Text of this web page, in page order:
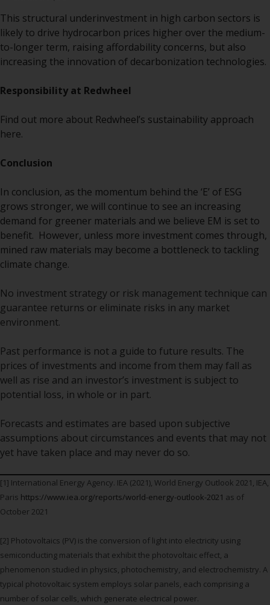
Haftung
Obwohl Redwheel bestrebt ist,
sicherzustellen, dass die
zum Zeitpunkt der
vollständig sind, übernimmt
Unternehmen die
oder Vollständigkeit dieser
Informationen und übernehmen
keine Haftung, die sich aus dem
Vertrauen auf Ungenauigkeiten,
Auslassung in, oder Verwendung
von oder Vertrauen auf die
ergibt.
Datenschutz und Privatsphäre
Soweit Informationen, die Sie
bereitstellen oder die wir von
personenbezogene Daten
darstellen, stimmen Sie deren
Verarbeitung durch Redwheel und
zu. Alle diese Unternehmen sind
verpflichtet, die Vertraulichkeit
Ihre Informationen auf diese
Weise verwendet werden, sollten
Sie Redwheel per E-Mail oder
schriftlich darüber informieren.
Sie haben Anspruch auf eine
This structural underinvestment in high carbon sectors is
likely to drive hydrocarbon prices higher over the medium-
to-longer term, raising affordability concerns, but also
increasing the innovation of decarbonization technologies.
Responsibility at Redwheel
Find out more about Redwheel’s sustainability approach
here.
Conclusion
In conclusion, as the momentum behind the ‘E’ of ESG
grows stronger, we will continue to see an increasing
demand for greener materials and we believe EM is set to
benefit. However, unless more investment comes through,
mined raw materials may become a bottleneck to tackling
climate change.
No investment strategy or risk management technique can
guarantee returns or eliminate risks in any market
environment.
Past performance is not a guide to future results. The
prices of investments and income from them may fall as
well as rise and an investor’s investment is subject to
potential loss, in whole or in part.
Forecasts and estimates are based upon subjective
assumptions about circumstances and events that may not
yet have taken place and may never do so.
[1] International Energy Agency. IEA (2021), World Energy Outlook 2021, IEA,
Paris https://www.iea.org/reports/world-energy-outlook-2021 as of
October 2021
[2] Photovoltaics (PV) is the conversion of light into electricity using
semiconducting materials that exhibit the photovoltaic effect, a
phenomenon studied in physics, photochemistry, and electrochemistry. A
typical photovoltaic system employs solar panels, each comprising a
number of solar cells, which generate electrical power.